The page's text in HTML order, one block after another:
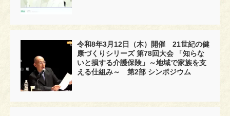
令和8年3月12日（木）開催 21世紀の健
康づくりシリーズ 第78回大会 「知らな
いと損する介護保険」～地域で家族を支
える仕組み～ 第2部 シンポジウム